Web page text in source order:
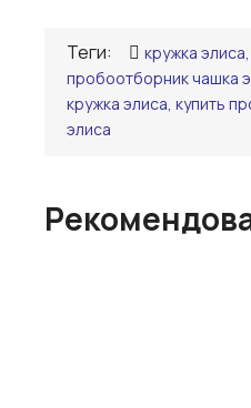
Теги:
кружка
пробоотборник чашка
кружка элиса, купить
элиса